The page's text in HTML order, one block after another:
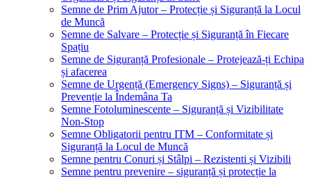
Semne de Prim Ajutor – Protecție și Siguranță la Locul
de Muncă
Semne de Salvare – Protecție și Siguranță în Fiecare
Spațiu
Semne de Siguranță Profesionale – Protejează-ți Echipa
și afacerea
Semne de Urgență (Emergency Signs) – Siguranță și
Prevenție la Îndemâna Ta
Semne Fotoluminescente – Siguranță și Vizibilitate
Non-Stop
Semne Obligatorii pentru ITM – Conformitate și
Siguranță la Locul de Muncă
Semne pentru Conuri și Stâlpi – Rezistenti și Vizibili
Semne pentru prevenire – siguranță și protecție la